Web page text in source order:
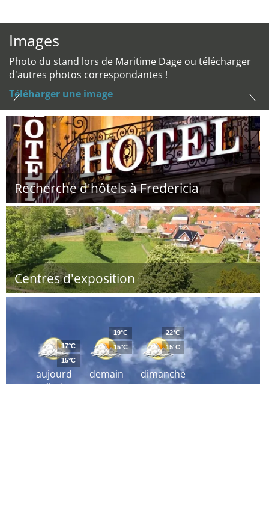
Images
Photo du stand lors de Maritime Dage ou télécharger
d'autres photos correspondantes !
Téléharger une image
Recherche d'hôtels à Fredericia
Centres d'exposition
aujourd
´hui
17°C
15°C
demain
19°C
15°C
dimanche
22°C
15°C